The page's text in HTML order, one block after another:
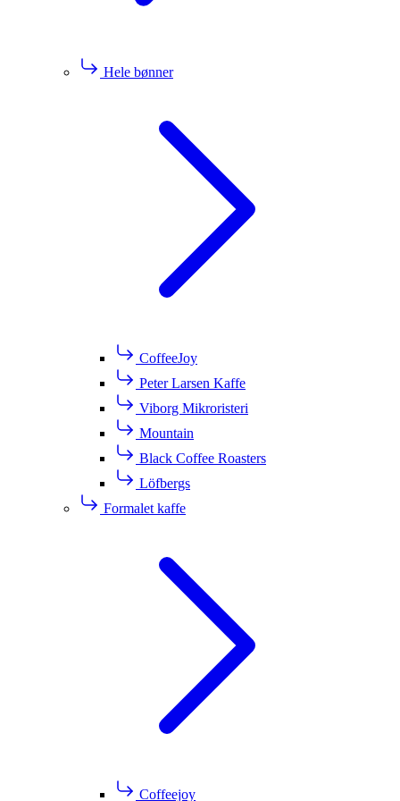
Hele bønner
CoffeeJoy
Peter Larsen Kaffe
Viborg Mikroristeri
Mountain
Black Coffee Roasters
Löfbergs
Formalet kaffe
Coffeejoy